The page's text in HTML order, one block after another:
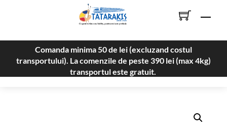
Comanda minima 50 de lei (excluzand costul
transportului). La comenzile de peste 390 lei (max 4kg)
transportul este gratuit.